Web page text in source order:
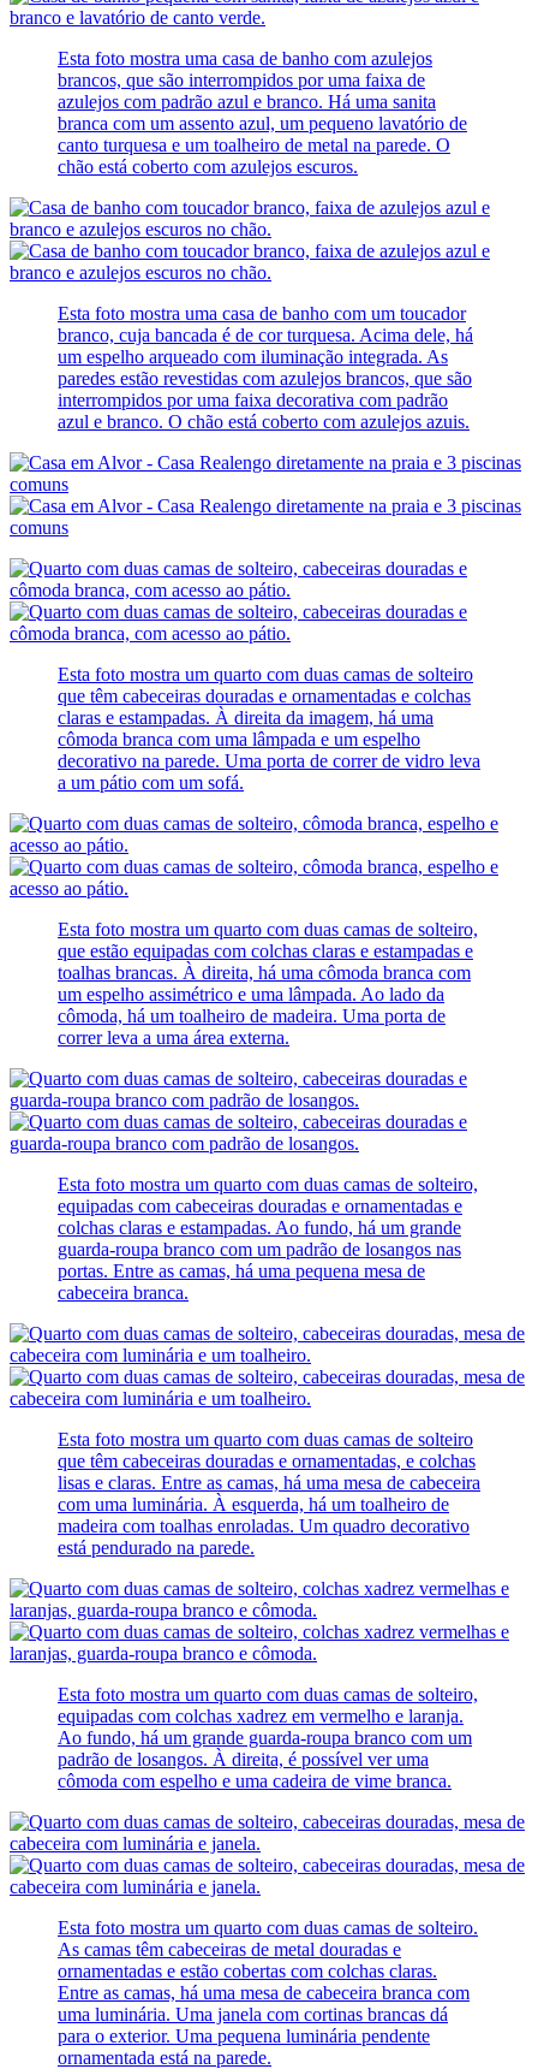
Esta foto mostra uma casa de banho com azulejos
brancos, que são interrompidos por uma faixa de
azulejos com padrão azul e branco. Há uma sanita
branca com um assento azul, um pequeno lavatório de
canto turquesa e um toalheiro de metal na parede. O
chão está coberto com azulejos escuros.
Esta foto mostra uma casa de banho com um toucador
branco, cuja bancada é de cor turquesa. Acima dele, há
um espelho arqueado com iluminação integrada. As
paredes estão revestidas com azulejos brancos, que são
interrompidos por uma faixa decorativa com padrão
azul e branco. O chão está coberto com azulejos azuis.
Esta foto mostra um quarto com duas camas de solteiro
que têm cabeceiras douradas e ornamentadas e colchas
claras e estampadas. À direita da imagem, há uma
cômoda branca com uma lâmpada e um espelho
decorativo na parede. Uma porta de correr de vidro leva
a um pátio com um sofá.
Esta foto mostra um quarto com duas camas de solteiro,
que estão equipadas com colchas claras e estampadas e
toalhas brancas. À direita, há uma cômoda branca com
um espelho assimétrico e uma lâmpada. Ao lado da
cômoda, há um toalheiro de madeira. Uma porta de
correr leva a uma área externa.
Esta foto mostra um quarto com duas camas de solteiro,
equipadas com cabeceiras douradas e ornamentadas e
colchas claras e estampadas. Ao fundo, há um grande
guarda-roupa branco com um padrão de losangos nas
portas. Entre as camas, há uma pequena mesa de
cabeceira branca.
Esta foto mostra um quarto com duas camas de solteiro
que têm cabeceiras douradas e ornamentadas, e colchas
lisas e claras. Entre as camas, há uma mesa de cabeceira
com uma luminária. À esquerda, há um toalheiro de
madeira com toalhas enroladas. Um quadro decorativo
está pendurado na parede.
Esta foto mostra um quarto com duas camas de solteiro,
equipadas com colchas xadrez em vermelho e laranja.
Ao fundo, há um grande guarda-roupa branco com um
padrão de losangos. À direita, é possível ver uma
cômoda com espelho e uma cadeira de vime branca.
Esta foto mostra um quarto com duas camas de solteiro.
As camas têm cabeceiras de metal douradas e
ornamentadas e estão cobertas com colchas claras.
Entre as camas, há uma mesa de cabeceira branca com
uma luminária. Uma janela com cortinas brancas dá
para o exterior. Uma pequena luminária pendente
ornamentada está na parede.